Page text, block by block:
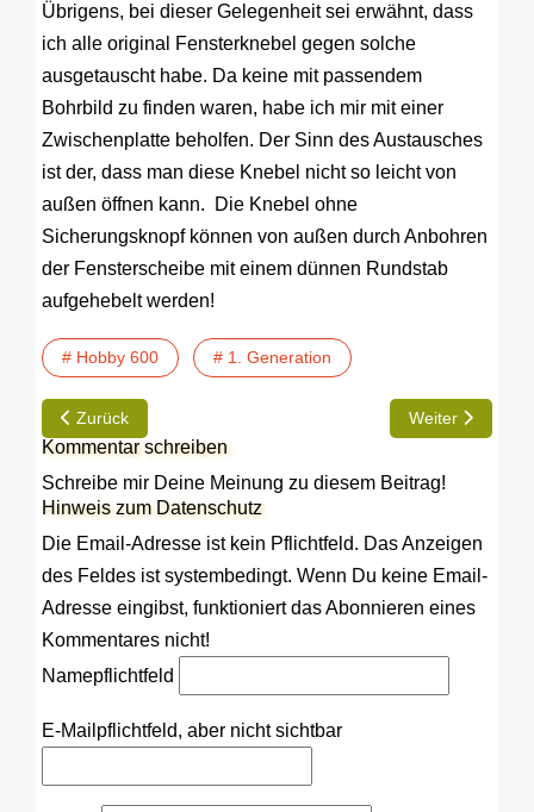
Übrigens, bei dieser Gelegenheit sei erwähnt, dass
ich alle original Fensterknebel gegen solche
ausgetauscht habe. Da keine mit passendem
Bohrbild zu finden waren, habe ich mir mit einer
Zwischenplatte beholfen. Der Sinn des Austausches
ist der, dass man diese Knebel nicht so leicht von
außen öffnen kann. Die Knebel ohne
Sicherungsknopf können von außen durch Anbohren
der Fensterscheibe mit einem dünnen Rundstab
aufgehebelt werden!
# Hobby 600 # 1. Generation
Vorheriger Beitrag: TIP | Wassereinfüllstutzen
Zurück Nächster
Weiter
Kommentar schreiben
Schreibe mir Deine Meinung zu diesem Beitrag!
Hinweis zum Datenschutz
Die Email-Adresse ist kein Pflichtfeld. Das Anzeigen
des Feldes ist systembedingt. Wenn Du keine Email-
Adresse eingibst, funktioniert das Abonnieren eines
Kommentares nicht!
Namepflichtfeld
E-Mail pflichtfeld, aber nicht sichtbar